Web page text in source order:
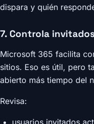
dispara y quién
7. Controla
Microsoft 365 facilita
sitios. Eso es útil, pero
abierto más tiempo del
Revisa: